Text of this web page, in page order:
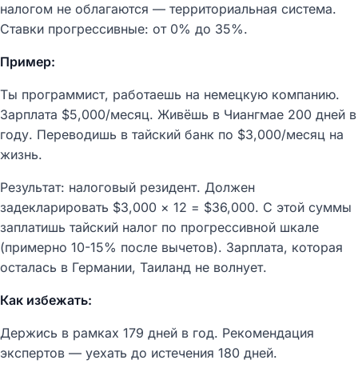
налогом не облагаются — территориальная система.
Ставки прогрессивные: от 0% до 35%.
Пример:
Ты программист, работаешь на немецкую компанию.
Зарплата $5,000/месяц. Живёшь в Чиангмае 200 дней в
году. Переводишь в тайский банк по $3,000/месяц на
жизнь.
Результат: налоговый резидент. Должен
задекларировать $3,000 × 12 = $36,000. С этой суммы
заплатишь тайский налог по прогрессивной шкале
(примерно 10-15% после вычетов). Зарплата, которая
осталась в Германии, Таиланд не волнует.
Как избежать:
Держись в рамках 179 дней в год. Рекомендация
экспертов — уехать до истечения 180 дней.